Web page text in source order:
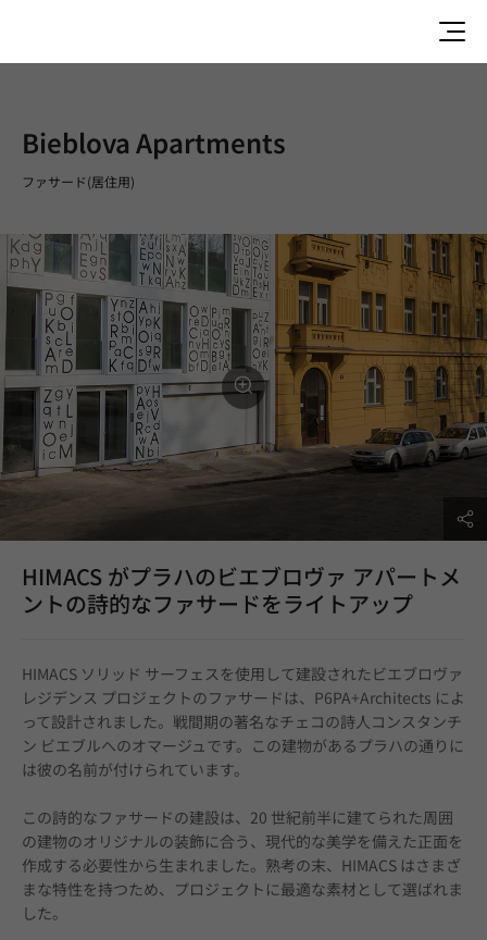
Bieblova Apartments
ファサード(居住用)
HIMACS がプラハのビエブロヴァ アパートメ
ントの詩的なファサードをライトアップ
HIMACS ソリッド サーフェスを使用して建設されたビエブロヴァ
レジデンス プロジェクトのファサードは、P6PA+Architects によ
って設計されました。戦間期の著名なチェコの詩人コンスタンチ
ン ビエブルへのオマージュです。この建物があるプラハの通りに
は彼の名前が付けられています。
この詩的なファサードの建設は、20 世紀前半に建てられた周囲
の建物のオリジナルの装飾に合う、現代的な美学を備えた正面を
作成する必要性から生まれました。熟考の末、HIMACS はさまざ
まな特性を持つため、プロジェクトに最適な素材として選ばれま
した。